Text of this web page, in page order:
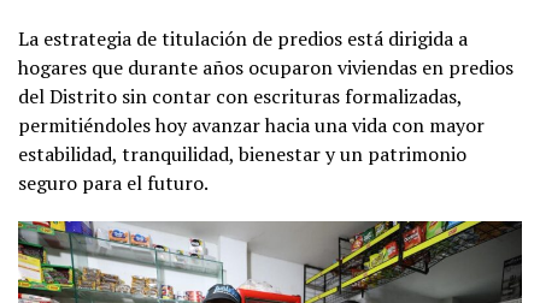
La estrategia de titulación de predios está dirigida a
hogares que durante años ocuparon viviendas en predios
del Distrito sin contar con escrituras formalizadas,
permitiéndoles hoy avanzar hacia una vida con mayor
estabilidad, tranquilidad, bienestar y un patrimonio
seguro para el futuro.